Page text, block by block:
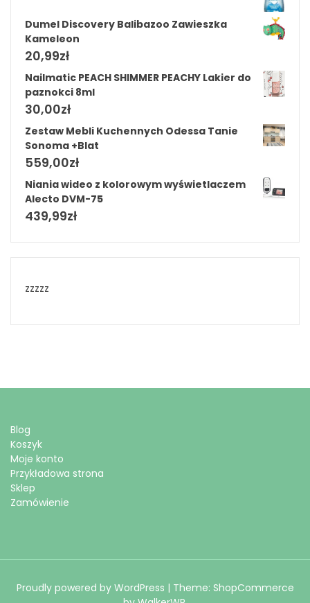
Dumel Discovery Balibazoo Zawieszka
Kameleon
20,99zł
Nailmatic PEACH SHIMMER PEACHY Lakier do
paznokci 8ml
30,00zł
Zestaw Mebli Kuchennych Odessa Tanie
Sonoma +Blat
559,00zł
Niania wideo z kolorowym wyświetlaczem
Alecto DVM-75
439,99zł
zzzzz
Blog
Koszyk
Moje konto
Przykładowa strona
Sklep
Zamówienie
Proudly powered by WordPress | Theme: ShopCommerce